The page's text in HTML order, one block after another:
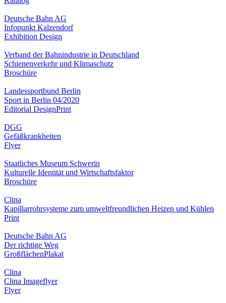
Deutsche Bahn AG
Infopunkt Kalzendorf
Exhibition Design
Verband der Bahnindustrie in Deutschland
Schienenverkehr und Klimaschutz
Broschüre
Landessportbund Berlin
Sport in Berlin 04/2020
Editorial DesignPrint
DGG
Gefäßkrankheiten
Flyer
Staatliches Museum Schwerin
Kulturelle Identität und Wirtschaftsfaktor
Broschüre
Clina
Kapillarrohrsysteme zum umweltfreundlichen Heizen und Kühlen
Print
Deutsche Bahn AG
Der richtige Weg
GroßflächenPlakat
Clina
Clina Imageflyer
Flyer